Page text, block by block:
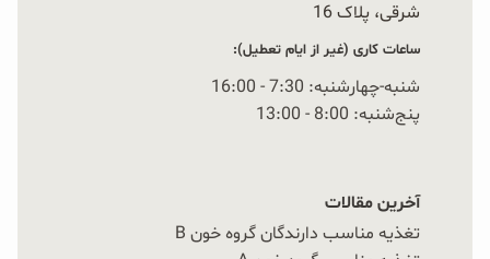
شرقی، پلاک 16‭
ساعات کاری (غیر از ایام تعطیل):
شنبه-چهارشنبه: 7:30 - 16:00
پنج‌شنبه: 8:00 - 13:00
آخرین مقالات
تغذیه مناسب دارندگان گروه خون B